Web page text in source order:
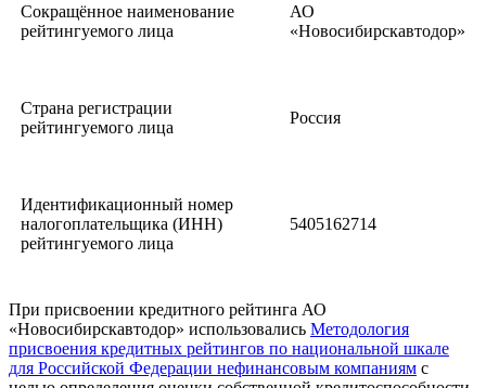
Сокращённое наименование
рейтингуемого лица
АО
«Новосибирскавтодор»
Страна регистрации
рейтингуемого лица
Россия
Идентификационный номер
налогоплательщика (ИНН)
рейтингуемого лица
5405162714
При присвоении кредитного рейтинга АО
«Новосибирскавтодор» использовались Методология
присвоения кредитных рейтингов по национальной шкале
для Российской Федерации нефинансовым компаниям с